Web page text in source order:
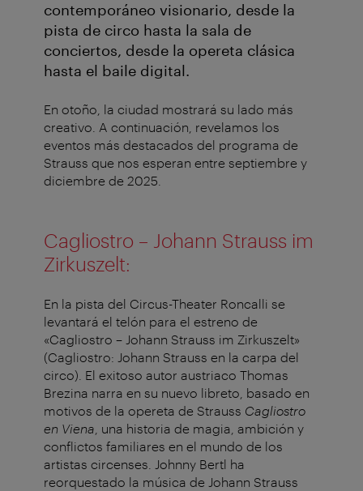
contemporáneo visionario, desde la
pista de circo hasta la sala de
conciertos, desde la opereta clásica
hasta el baile digital.
En otoño, la ciudad mostrará su lado más
creativo. A continuación, revelamos los
eventos más destacados del programa de
Strauss que nos esperan entre septiembre y
diciembre de 2025.
Cagliostro – Johann Strauss im
Zirkuszelt:
En la pista del Circus-Theater Roncalli se
levantará el telón para el estreno de
«Cagliostro – Johann Strauss im Zirkuszelt»
(Cagliostro: Johann Strauss en la carpa del
circo). El exitoso autor austriaco Thomas
Brezina narra en su nuevo libreto, basado en
motivos de la opereta de Strauss Cagliostro
en Viena , una historia de magia, ambición y
conflictos familiares en el mundo de los
artistas circenses. Johnny Bertl ha
reorquestado la música de Johann Strauss